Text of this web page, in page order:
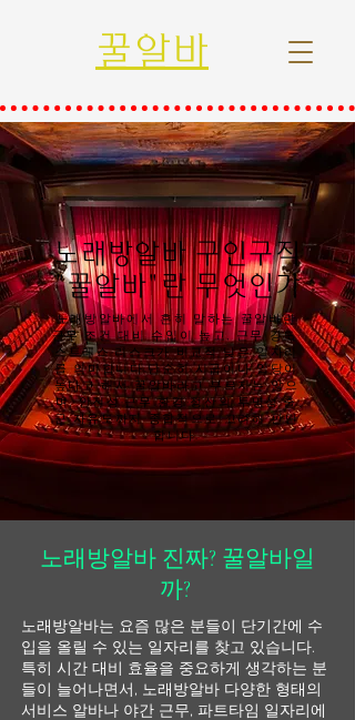
꿀알바
노래방알바 구인구직
"꿀알바"란 무엇인가
노래방알바에서 흔히 말하는 꿀알바란
근무 조건 대비 수입이 높고, 근무 강도·
스트레스·리스크가 비교적 낮은 일자리
를 의미합니다.단순히 시급이나 일당이
높다고 해서 꿀알바라고 부르지는 않으
며, 안전성·근무 환경·정산의 투명성·출
근 자유도까지 종합적으로 고려해 판단
합니다.
노래방알바 진짜? 꿀알바일
까?
노래방알바는 요즘 많은 분들이 단기간에 수
입을 올릴 수 있는 일자리를 찾고 있습니다.
특히 시간 대비 효율을 중요하게 생각하는 분
들이 늘어나면서, 노래방알바 다양한 형태의
서비스 알바나 야간 근무, 파트타임 일자리에